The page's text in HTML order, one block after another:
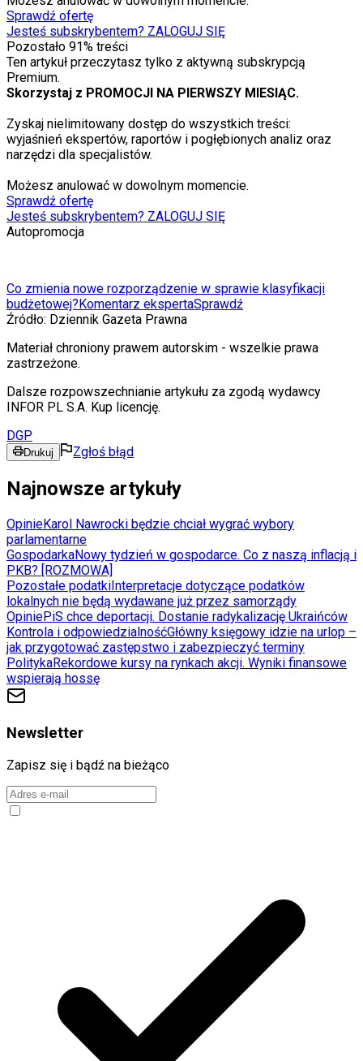
Sprawdź ofertę
Jesteś subskrybentem? ZALOGUJ SIĘ
Pozostało 91% treści
Ten artykuł przeczytasz tylko z aktywną subskrypcją
Premium.
Skorzystaj z PROMOCJI NA PIERWSZY MIESIĄC.
Zyskaj nielimitowany dostęp do wszystkich treści:
wyjaśnień ekspertów, raportów i pogłębionych analiz oraz
narzędzi dla specjalistów.
Możesz anulować w dowolnym momencie.
Sprawdź ofertę
Jesteś subskrybentem? ZALOGUJ SIĘ
Autopromocja
Co zmienia nowe rozporządzenie w sprawie klasyfikacji
budżetowej?Komentarz ekspertaSprawdź
Źródło: Dziennik Gazeta Prawna
Materiał chroniony prawem autorskim - wszelkie prawa
zastrzeżone.
Dalsze rozpowszechnianie artykułu za zgodą wydawcy
INFOR PL S.A. Kup licencję.
DGP
Drukuj Zgłoś błąd
Najnowsze artykuły
OpinieKarol Nawrocki będzie chciał wygrać wybory
parlamentarne
GospodarkaNowy tydzień w gospodarce. Co z naszą inflacją i
PKB? [ROZMOWA]
Pozostałe podatki Interpretacje dotyczące podatków
lokalnych nie będą wydawane już przez samorządy
OpiniePiS chce deportacji. Dostanie radykalizację Ukraińców
Kontrola i odpowiedzialnośćGłówny księgowy idzie na urlop –
jak przygotować zastępstwo i zabezpieczyć terminy
PolitykaRekordowe kursy na rynkach akcji. Wyniki finansowe
wspierają hossę
Newsletter
Zapisz się i bądź na bieżąco